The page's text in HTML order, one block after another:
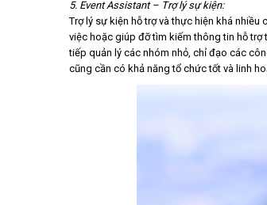
5. Event Assistant – Trợ lý sự kiện:
Trợ lý sự kiện hỗ trợ và thực hiện khá
việc hoặc giúp đỡ tìm kiếm thông tin hỗ
tiếp quản lý các nhóm nhỏ, chỉ đạo các
cũng cần có khả năng tổ chức tốt và linh